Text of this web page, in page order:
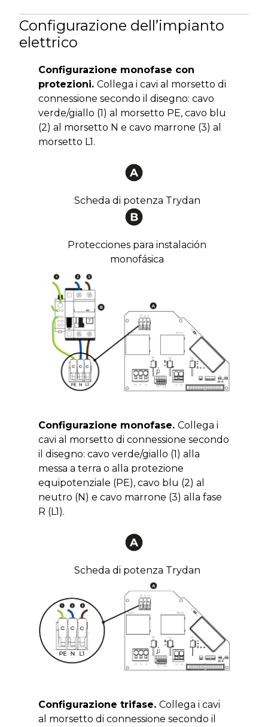
Configurazione dell’impianto
elettrico
Configurazione monofase con
protezioni. Collega i cavi al morsetto di
connessione secondo il disegno: cavo
verde/giallo (1) al morsetto PE, cavo blu
(2) al morsetto N e cavo marrone (3) al
morsetto L1.
Scheda di potenza Trydan
Protecciones para instalación
monofásica
Configurazione monofase. Collega i
cavi al morsetto di connessione secondo
il disegno: cavo verde/giallo (1) alla
messa a terra o alla protezione
equipotenziale (PE), cavo blu (2) al
neutro (N) e cavo marrone (3) alla fase
R (L1).
Scheda di potenza Trydan
Configurazione trifase. Collega i cavi
al morsetto di connessione secondo il